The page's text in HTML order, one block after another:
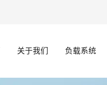
关于我们 负载系统